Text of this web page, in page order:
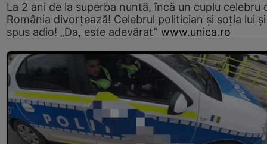
La 2 ani de la superba nuntă, încă un cuplu celebru
România divorțează! Celebrul politician și soția lui
spus adio! „Da, este adevărat” www.unica.ro